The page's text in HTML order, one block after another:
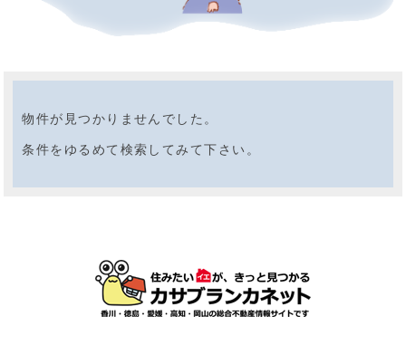
物件が見つかりませんでした。
条件をゆるめて検索してみて下さい。